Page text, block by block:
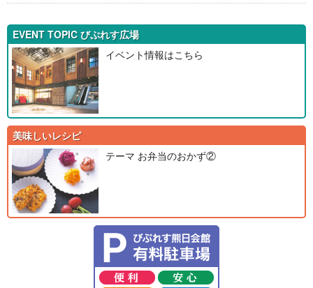
EVENT TOPIC びぷれす広場
イベント情報はこちら
美味しいレシピ
テーマ お弁当のおかず②